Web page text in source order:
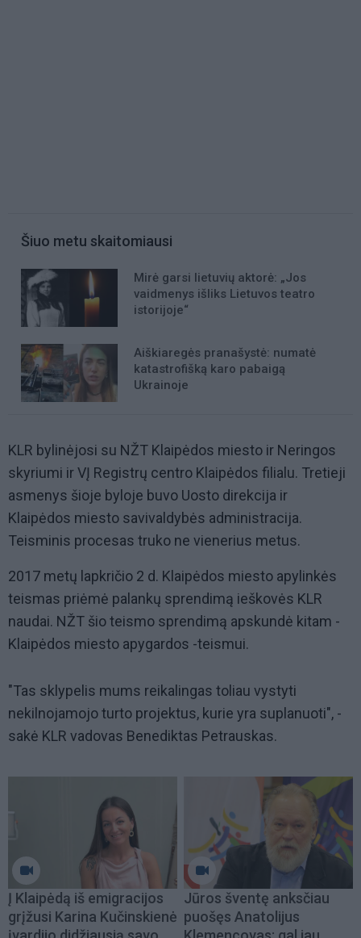
Šiuo metu skaitomiausi
Mirė garsi lietuvių aktorė: „Jos
vaidmenys išliks Lietuvos teatro
istorijoje“
Aiškiaregės pranašystė: numatė
katastrofišką karo pabaigą
Ukrainoje
KLR bylinėjosi su NŽT Klaipėdos miesto ir Neringos
skyriumi ir VĮ Registrų centro Klaipėdos filialu. Tretieji
asmenys šioje byloje buvo Uosto direkcija ir
Klaipėdos miesto savivaldybės administracija.
Teisminis procesas truko ne vienerius metus.
2017 metų lapkričio 2 d. Klaipėdos miesto apylinkės
teismas priėmė palankų sprendimą ieškovės KLR
naudai. NŽT šio teismo sprendimą apskundė kitam -
Klaipėdos miesto apygardos -teismui.
"Tas sklypelis mums reikalingas toliau vystyti
nekilnojamojo turto projektus, kurie yra suplanuoti", -
sakė KLR vadovas Benediktas Petrauskas.
Į Klaipėdą iš emigracijos
grįžusi Karina Kučinskienė
Jūros šventę anksčiau
puošęs Anatolijus